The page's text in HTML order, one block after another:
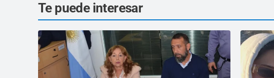
Te puede interesar